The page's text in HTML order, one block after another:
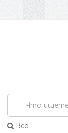
Все